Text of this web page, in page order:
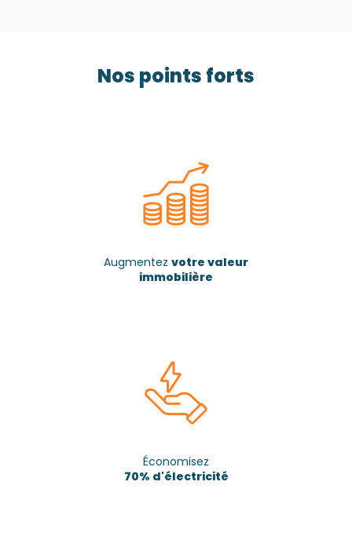
Nos points forts
Augmentez votre valeur
immobilière
Économisez
70% d'électricité